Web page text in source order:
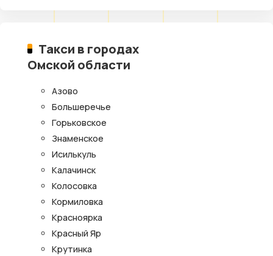
Такси в городах
Омской области
Азово
Большеречье
Горьковское
Знаменское
Исилькуль
Калачинск
Колосовка
Кормиловка
Красноярка
Красный Яр
Крутинка